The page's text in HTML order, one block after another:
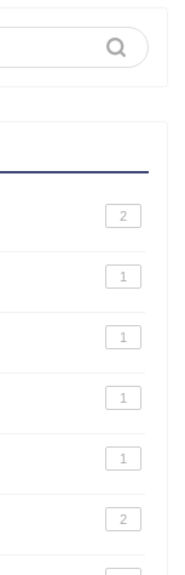
2
1
1
1
1
2